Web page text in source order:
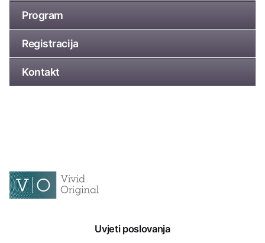
Program
Registracija
Kontakt
Uvjeti poslovanja